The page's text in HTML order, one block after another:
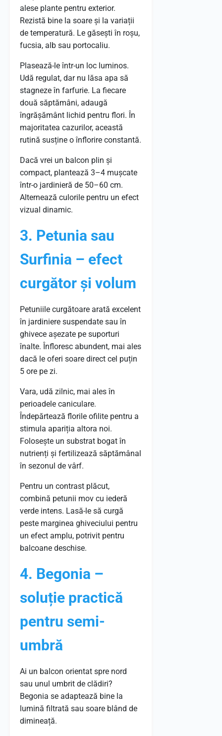
alese plante pentru exterior.
Rezistă bine la soare și la variații
de temperatură. Le găsești în roșu,
fucsia, alb sau portocaliu.
Plasează-le într-un loc luminos.
Udă regulat, dar nu lăsa apa să
stagneze în farfurie. La fiecare
două săptămâni, adaugă
îngrășământ lichid pentru flori. În
majoritatea cazurilor, această
rutină susține o înflorire constantă.
Dacă vrei un balcon plin și
compact, plantează 3–4 mușcate
într-o jardinieră de 50–60 cm.
Alternează culorile pentru un efect
vizual dinamic.
3. Petunia sau
Surfinia – efect
curgător și volum
Petuniile curgătoare arată excelent
în jardiniere suspendate sau în
ghivece așezate pe suporturi
înalte. Înfloresc abundent, mai ales
dacă le oferi soare direct cel puțin
5 ore pe zi.
Vara, udă zilnic, mai ales în
perioadele caniculare.
Îndepărtează florile ofilite pentru a
stimula apariția altora noi.
Folosește un substrat bogat în
nutrienți și fertilizează săptămânal
în sezonul de vârf.
Pentru un contrast plăcut,
combină petunii mov cu iederă
verde intens. Lasă-le să curgă
peste marginea ghiveciului pentru
un efect amplu, potrivit pentru
balcoane deschise.
4. Begonia –
soluție practică
pentru semi-
umbră
Ai un balcon orientat spre nord
sau unul umbrit de clădiri?
Begonia se adaptează bine la
lumină filtrată sau soare blând de
dimineață.